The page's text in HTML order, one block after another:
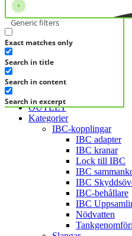
Generic filters
Exact matches only
Search in title
Search in content
Search in excerpt
KATEGORIER
FRÅGA DIREKT
OUTLET
Kategorier
IBC-kopplingar
IBC adapter
IBC kranar
Lock till IBC
IBC
IBC
IBC-behållare
IBC
Nödvatten